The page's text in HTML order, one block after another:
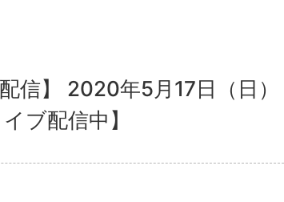
配信】 2020年5月17日（日
ブ配信中】